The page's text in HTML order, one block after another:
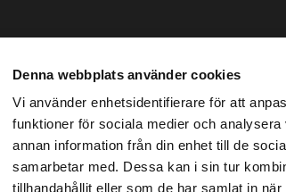
Denna webbplats använder cookies
Vi använder enhetsidentifierare för att
funktioner för sociala medier och
annan information från din enhet till de
samarbetar med. Dessa kan i sin tur
tillhandahållit eller som de har samlat in